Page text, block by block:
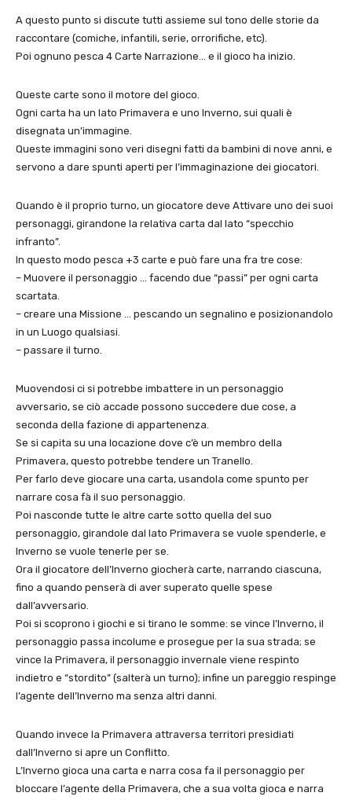
A questo punto si discute tutti assieme sul tono delle storie da
raccontare (comiche, infantili, serie, orrorifiche, etc).
Poi ognuno pesca 4 Carte Narrazione… e il gioco ha inizio.
Queste carte sono il motore del gioco.
Ogni carta ha un lato Primavera e uno Inverno, sui quali è
disegnata un’immagine.
Queste immagini sono veri disegni fatti da bambini di nove anni, e
servono a dare spunti aperti per l’immaginazione dei giocatori.
Quando è il proprio turno, un giocatore deve Attivare uno dei suoi
personaggi, girandone la relativa carta dal lato “specchio
infranto”.
In questo modo pesca +3 carte e può fare una fra tre cose:
– Muovere il personaggio … facendo due “passi” per ogni carta
scartata.
– creare una Missione … pescando un segnalino e posizionandolo
in un Luogo qualsiasi.
– passare il turno.
Muovendosi ci si potrebbe imbattere in un personaggio
avversario, se ciò accade possono succedere due cose, a
seconda della fazione di appartenenza.
Se si capita su una locazione dove c’è un membro della
Primavera, questo potrebbe tendere un Tranello.
Per farlo deve giocare una carta, usandola come spunto per
narrare cosa fà il suo personaggio.
Poi nasconde tutte le altre carte sotto quella del suo
personaggio, girandole dal lato Primavera se vuole spenderle, e
Inverno se vuole tenerle per se.
Ora il giocatore dell’Inverno giocherà carte, narrando ciascuna,
fino a quando penserà di aver superato quelle spese
dall’avversario.
Poi si scoprono i giochi e si tirano le somme: se vince l’Inverno, il
personaggio passa incolume e prosegue per la sua strada; se
vince la Primavera, il personaggio invernale viene respinto
indietro e “stordito” (salterà un turno); infine un pareggio respinge
l’agente dell’Inverno ma senza altri danni.
Quando invece la Primavera attraversa territori presidiati
dall’Inverno si apre un Conflitto.
L’Inverno gioca una carta e narra cosa fa il personaggio per
bloccare l’agente della Primavera, che a sua volta gioca e narra